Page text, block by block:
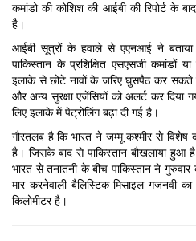
कमांडो की कोशिश की आईबी की रिपोर्ट के
है।
आईबी सूत्रों के हवाले से एएनआई ने बताया
पाकिस्तान के प्रशिक्षित एसएसजी कमांडों
इलाके से छोटे नावों के जरिए घुसपैठ कर सकते
और अन्य सुरक्षा एजेंसियों को अलर्ट कर दिया
लिए इलाके में पेट्रोलिंग बढ़ा दी गई है।
गौरतलब है कि भारत ने जम्मू कश्मीर से विशेष
है। जिसके बाद से पाकिस्तान बौखलाया हुआ
भारत से तनातनी के बीच पाकिस्तान ने
मार करनेवाली बैलिस्टिक मिसाइल गजनवी
किलोमीटर है।